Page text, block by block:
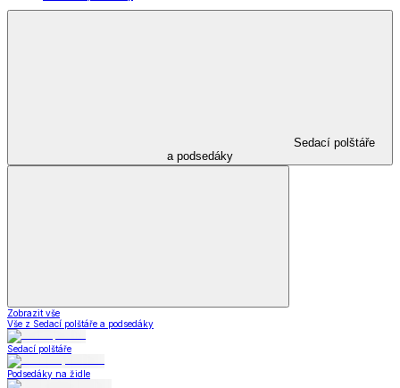
Sedací polštáře
a podsedáky
Zobrazit vše
Vše z Sedací polštáře a podsedáky
Sedací polštáře
Podsedáky na židle